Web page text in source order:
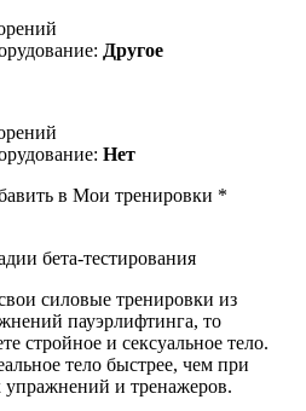
Другое
Нет
в Мои тренировки *
бета-тестирования
силовые тренировки из
пауэрлифтинга, то
стройное и сексуальное тело.
тело быстрее, чем при
и тренажеров.